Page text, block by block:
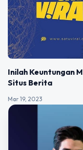
Inilah Keuntungan
Situs Berita
Mar 19, 2023